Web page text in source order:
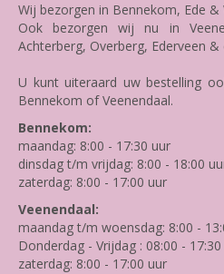
Wij bezorgen in Bennekom, Ede &
Ook bezorgen wij nu in
Achterberg, Overberg, Ederveen &
U kunt uiteraard uw bestelling
Bennekom of Veenendaal.
Bennekom:
maandag: 8:00 - 17:30 uur
dinsdag t/m vrijdag: 8:00 - 18:00
zaterdag: 8:00 - 17:00 uur
Veenendaal:
maandag t/m woensdag: 8:00 -
Donderdag - Vrijdag : 08:00 -
zaterdag: 8:00 - 17:00 uur